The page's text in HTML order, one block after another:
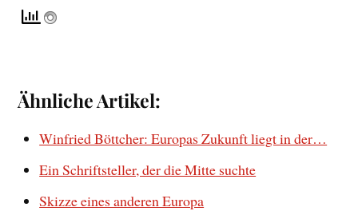
Ähnliche Artikel:
Winfried Böttcher: Europas Zukunft liegt in der…
Ein Schriftsteller, der die Mitte suchte
Skizze eines anderen Europa